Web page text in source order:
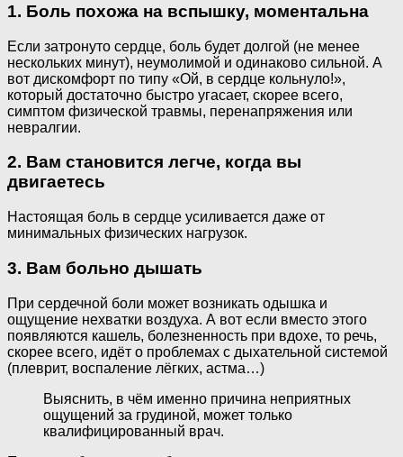
1. Боль похожа на вспышку, моментальна
Если затронуто сердце, боль будет долгой (не менее
нескольких минут), неумолимой и одинаково сильной. А
вот дискомфорт по типу «Ой, в сердце кольнуло!»,
который достаточно быстро угасает, скорее всего,
симптом физической травмы, перенапряжения или
невралгии.
2. Вам становится легче, когда вы
двигаетесь
Настоящая боль в сердце усиливается даже от
минимальных физических нагрузок.
3. Вам больно дышать
При сердечной боли может возникать одышка и
ощущение нехватки воздуха. А вот если вместо этого
появляются кашель, болезненность при вдохе, то речь,
скорее всего, идёт о проблемах с дыхательной системой
(плеврит, воспаление лёгких, астма…)
Выяснить, в чём именно причина неприятных
ощущений за грудиной, может только
квалифицированный врач.